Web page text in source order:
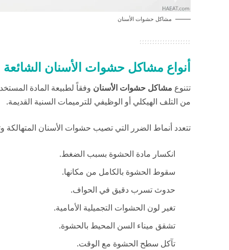
مشاكل حشوات الأسنان
أنواع مشاكل حشوات الأسنان الشائعة
تتنوع مشاكل حشوات الأسنان وفقاً لطبيعة المادة
من التلف الهيكلي أو الوظيفي للترميمات السنية القديمة.
تتعدد أنماط الضرر التي تصيب حشوات الأسنان المتهالكة
انكسار مادة الحشوة بسبب الضغط.
سقوط الحشوة بالكامل من مكانها.
حدوث تسرب دقيق في الحواف.
تغير لون الحشوات التجميلية الأمامية.
تشقق ميناء السن المحيط بالحشوة.
تآكل سطح الحشوة مع الوقت.